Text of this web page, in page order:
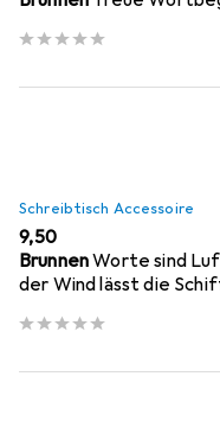
Schreibtisch Accessoire
EUR
9,50
BrunnenWorte sind
der Wind lässt die